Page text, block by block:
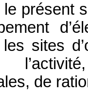
présent
sites
de